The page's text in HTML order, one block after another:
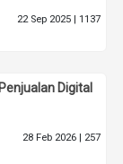
22 Sep 2025 | 1137
Digital
28 Feb 2026 | 257